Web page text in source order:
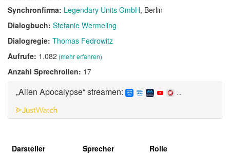
Synchronfirma: Legendary Units GmbH, Berlin
Dialogbuch: Stefanie Wermeling
Dialogregie: Thomas Fedrowitz
Aufrufe: 1.082 (mehr erfahren)
Anzahl Sprechrollen: 17
„Alien Apocalypse“ streamen: ...
Darsteller Sprecher
Rolle